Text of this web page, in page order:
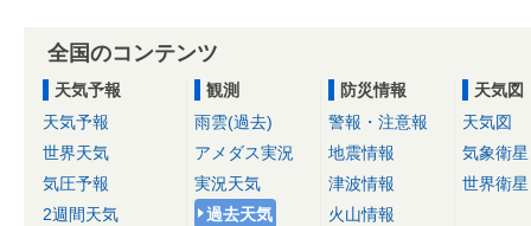
全国のコンテンツ
天気予報
天気予報
世界天気
気圧予報
2週間天気
観測
雨雲(過去)
アメダス実況
実況天気
過去天気
防災情報
警報・注意報
地震情報
津波情報
火山情報
天気図
天気図
気象衛星
世界衛星